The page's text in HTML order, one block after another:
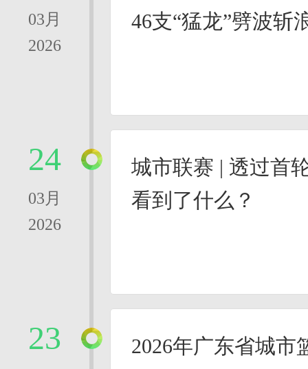
03月
2026
46支“猛龙”劈波斩
24
03月
2026
城市联赛 | 透过首
看到了什么？
23
2026年广东省城市